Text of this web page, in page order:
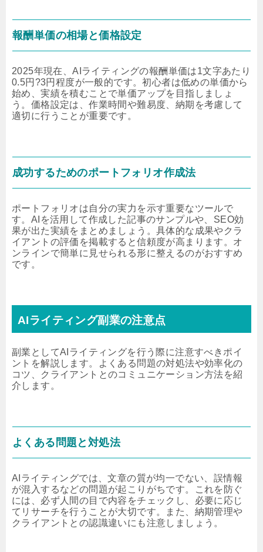
報酬単価の相場と価格設定
2025年現在、AIライティングの報酬単価は1文字あたり
0.5円?3円程度が一般的です。初心者は低めの単価から
始め、実績を積むことで単価アップを目指しましょ
う。価格設定は、作業時間や難易度、納期を考慮して
適切に行うことが重要です。
成功するためのポートフォリオ作成法
ポートフォリオは自分の実力を示す重要なツールで
す。AIを活用して作成した記事のサンプルや、SEO効
果が出た実績をまとめましょう。具体的な成果やクラ
イアントの評価を掲載すると信頼度が高まります。オ
ンラインで簡単に見せられる形に整えるのがおすすめ
です。
AIライティング副業の注意点
副業としてAIライティングを行う際に注意すべきポイ
ントを解説します。よくある問題の対処法や効率化の
コツ、クライアントとのコミュニケーション方法を紹
介します。
よくある問題と対処法
AIライティングでは、文章の質が均一でない、誤情報
が混入するなどの問題が起こりがちです。これを防ぐ
には、必ず人間の目で内容をチェックし、必要に応じ
てリサーチを行うことが大切です。また、納期管理や
クライアントとの認識違いにも注意しましょう。